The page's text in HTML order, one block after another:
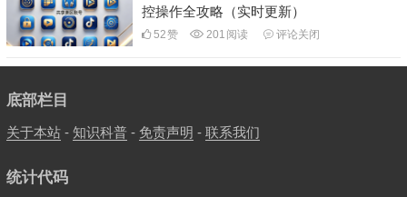
控操作全攻略（实时更新）
52赞 201 阅读 评论关闭
底部栏目
关于本站- 知识科普- 免责声明 - 联系我们
统计代码